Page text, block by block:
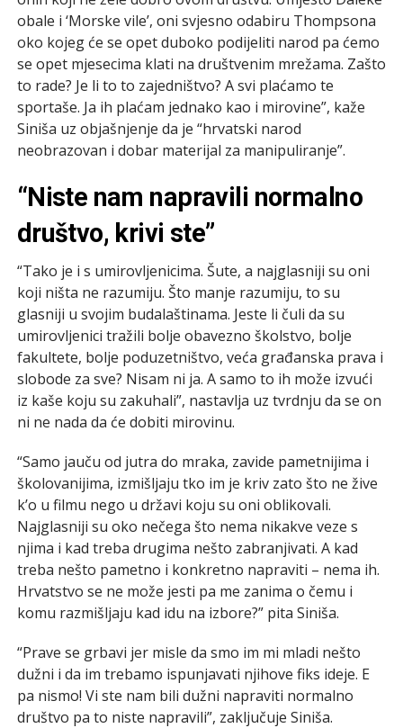
obale i ‘Morske vile’, oni svjesno odabiru Thompsona
oko kojeg će se opet duboko podijeliti narod pa ćemo
se opet mjesecima klati na društvenim mrežama. Zašto
to rade? Je li to to zajedništvo? A svi plaćamo te
sportaše. Ja ih plaćam jednako kao i mirovine”, kaže
Siniša uz objašnjenje da je “hrvatski narod
neobrazovan i dobar materijal za manipuliranje”.
“Niste nam napravili normalno
društvo, krivi ste”
“Tako je i s umirovljenicima. Šute, a najglasniji su oni
koji ništa ne razumiju. Što manje razumiju, to su
glasniji u svojim budalaštinama. Jeste li čuli da su
umirovljenici tražili bolje obavezno školstvo, bolje
fakultete, bolje poduzetništvo, veća građanska prava i
slobode za sve? Nisam ni ja. A samo to ih može izvući
iz kaše koju su zakuhali”, nastavlja uz tvrdnju da se on
ni ne nada da će dobiti mirovinu.
“Samo jauču od jutra do mraka, zavide pametnijima i
školovanijima, izmišljaju tko im je kriv zato što ne žive
k’o u filmu nego u državi koju su oni oblikovali.
Najglasniji su oko nečega što nema nikakve veze s
njima i kad treba drugima nešto zabranjivati. A kad
treba nešto pametno i konkretno napraviti – nema ih.
Hrvatstvo se ne može jesti pa me zanima o čemu i
komu razmišljaju kad idu na izbore?” pita Siniša.
“Prave se grbavi jer misle da smo im mi mladi nešto
dužni i da im trebamo ispunjavati njihove fiks ideje. E
pa nismo! Vi ste nam bili dužni napraviti normalno
društvo pa to niste napravili”, zaključuje Siniša.